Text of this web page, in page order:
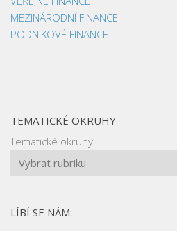
MEZINÁRODNÍ FINANCE
PODNIKOVÉ FINANCE
TEMATICKÉ OKRUHY
Tematické okruhy
LÍBÍ SE NÁM: